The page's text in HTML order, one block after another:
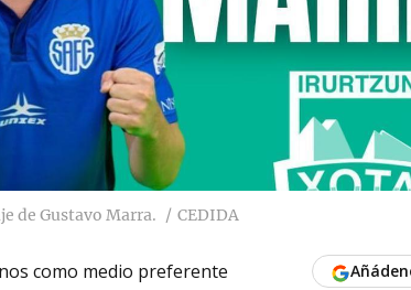
de Gustavo Marra. CEDIDA
como medio preferente